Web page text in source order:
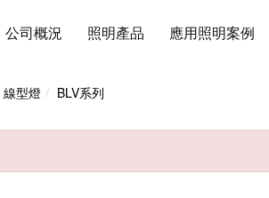
公司概況 照明產品 應用照明案例
線型燈 BLV系列